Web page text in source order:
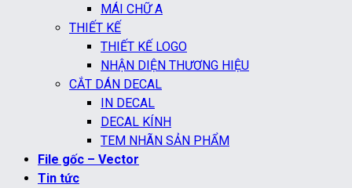
MÁI CHỮ A
THIẾT KẾ
THIẾT KẾ LOGO
NHẬN DIỆN THƯƠNG HIỆU
CẮT DÁN DECAL
IN DECAL
DECAL KÍNH
TEM NHÃN SẢN PHẨM
File gốc – Vector
Tin tức